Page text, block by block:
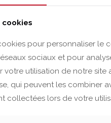
pour personnaliser le
sociaux et pour
votre utilisation de notre
qui peuvent les combiner
collectées lors de votre